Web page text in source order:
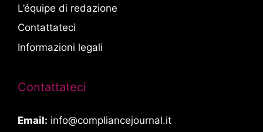
L’équipe di redazione
Contattateci
Informazioni legali
Contattateci
Email: info@compliancejournal.it